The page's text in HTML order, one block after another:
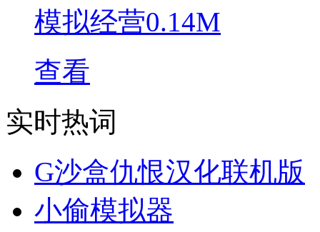
模拟经营0.14M
查看
实时热词
G沙盒仇恨汉化联机版
小偷模拟器